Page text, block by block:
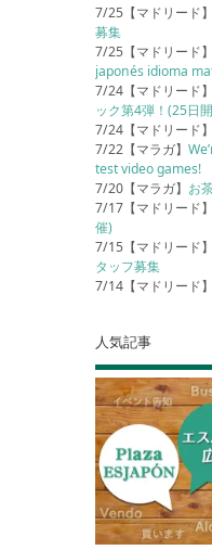
7/25【マドリード】
募集
7/25【マドリード
japonés idioma
7/24【マドリード
ック第4弾！(25日
7/24【マドリード
7/22【マラガ】
test video games!
7/20【マラガ】 お
7/17【マドリード】
催)
7/15【マドリード
タッフ募集
7/14【マドリード】
人気記事